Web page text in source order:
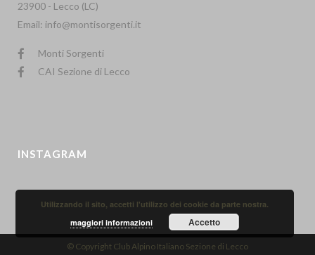
23900 - Lecco (LC)
Email: info@montisorgenti.it
Monti Sorgenti
CAI Sezione di Lecco
INSTAGRAM
© Copyright Club Alpino Italiano Sezione di Lecco
Utilizzando il sito, accetti l'utilizzo dei cookie da parte nostra.
maggiori informazioni
Accetto